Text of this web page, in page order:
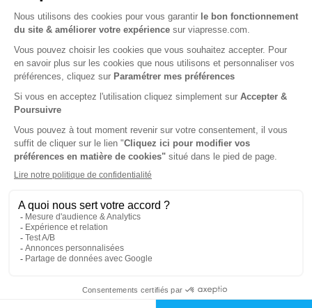
10 n° • Papier
15€00 Tarif Kiosque : 49€ 00
Tarif France métropolitaine
Renouvellement à date d’anniversaire
Abonnement Durée libre
Papier
2€10 Tarif Kiosque :
Tarif France métropolitaine
Note :
les codes promotionnels ne sont pas